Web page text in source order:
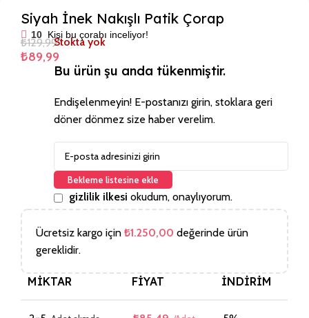
Siyah İnek Nakışlı Patik Çorap
10 Kişi bu çorabı inceliyor!
₺129,99
₺89,99
Stokta yok
Bu ürün şu anda tükenmiştir.
Endişelenmeyin! E-postanızı girin, stoklara geri
döner dönmez size haber verelim.
Bekleme listesine ekle
gizlilik ilkesi okudum, onaylıyorum.
Ücretsiz kargo için ₺1.250,00 değerinde ürün
gereklidir.
MIKTAR FIYAT İNDIRIM